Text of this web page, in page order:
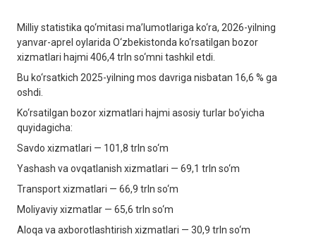
Milliy statistika qo‘mitasi ma’lumotlariga ko‘ra, 2026-yilning
yanvar-aprel oylarida O‘zbekistonda ko‘rsatilgan bozor
xizmatlari hajmi 406,4 trln so‘mni tashkil etdi.
Bu ko‘rsatkich 2025-yilning mos davriga nisbatan 16,6 % ga
oshdi.
Ko‘rsatilgan bozor xizmatlari hajmi asosiy turlar bo‘yicha
quyidagicha:
Savdo xizmatlari — 101,8 trln so‘m
Yashash va ovqatlanish xizmatlari — 69,1 trln so‘m
Transport xizmatlari — 66,9 trln so‘m
Moliyaviy xizmatlar — 65,6 trln so‘m
Aloqa va axborotlashtirish xizmatlari — 30,9 trln so‘m